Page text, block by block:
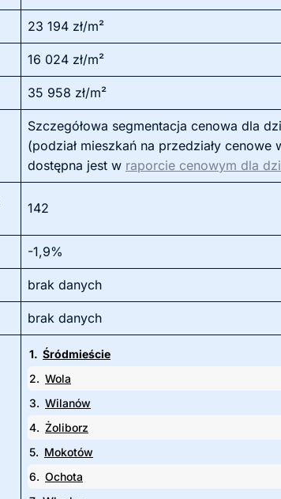
23 194 zł/m²
16 024 zł/m²
35 958 zł/m²
Szczegółowa segmentacja cenowa dla
(podział mieszkań na przedziały cenowe
dostępna jest w raporcie cenowym dla
142
-1,9%
brak danych
brak danych
1. Śródmieście
2. Wola
3. Wilanów
4. Żoliborz
5. Mokotów
6. Ochota